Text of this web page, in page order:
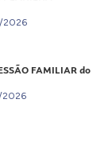
FAMILIAR do